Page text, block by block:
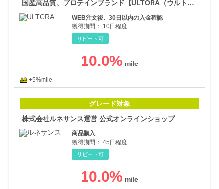
国産高品質、プロテインブランド【ULTORA（ウルトラ）】
WEB注文後、30日以内の入金確認
獲得期間：
10日程度
リピート可
10.0%
+5%mile
グレード対象
株式会社ルネサンス運営 公式オンラインショップ
商品購入
獲得期間： 45日程度
リピート可
10.0%